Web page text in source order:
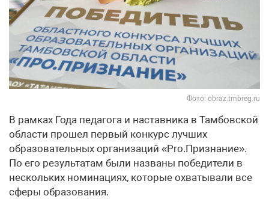
Фото: obraz.tmbreg.ru
В рамках Года педагога и наставника в Тамбовской
области прошел первый конкурс лучших
образовательных организаций «Pro.Признание».
По его результатам были названы победители в
нескольких номинациях, которые охватывали все
сферы образования.